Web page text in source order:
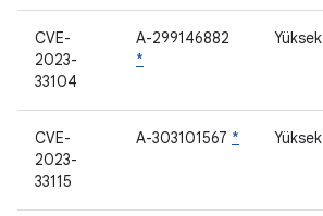
CVE-
2023-
33104
A-299146882
*
Yüksek
CVE-
2023-
33115
A-303101567 * Yüksek